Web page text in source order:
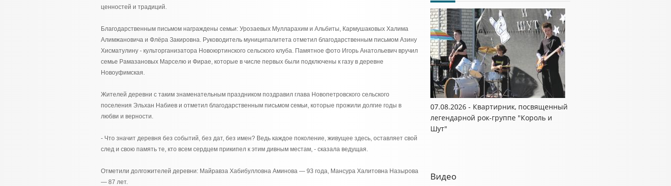
ценностей и традиций.
Благодарственным письмом награждены семьи: Урозаевых Мулларахим и Альбиты, Кармушаковых Халима
Алимжановича и Флёра Закировна. Руководитель муниципалитета отметил благодарственным письмом Азину
Хисматулину - культорганизатора Новоюртинского сельского клуба. Памятное фото Игорь Анатольевич вручил
семье Рамазановых Марселю и Фирае, которые в числе первых были подключены к газу в деревне
Новоуфимская.
Жителей деревни с таким знаменательным праздником поздравил глава Новопетровского сельского
поселения Эльхан Набиев и отметил благодарственным письмом семьи, которые прожили долгие годы в
любви и верности.
- Что значит деревня без событий, без дат, без имен? Ведь каждое поколение, живущее здесь, оставляет свой
след и свою память те, кто всем сердцем прикипел к этим дивным местам, - сказала ведущая.
Отметили долгожителей деревни: Майравза Хабибулловна Аминова — 93 года, Мансура Халитовна Назырова
— 87 лет.
07.08.2026 - Квартирник, посвященный
легендарной рок-группе "Король и
Шут"
Видео